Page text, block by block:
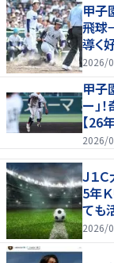
甲子
飛球
導く
いプ
2026/
甲子
ー」
【26
2026/
Ｊ１
5年
ても
2026/